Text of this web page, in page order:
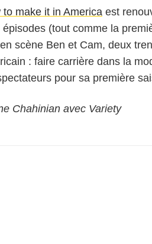
to make it in America est
épisodes (tout comme la
scène Ben et Cam, deux
: faire carrière dans la
pour sa première
Chahinian avec Variety